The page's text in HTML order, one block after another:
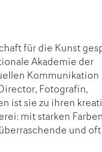
für die Kunst
Akademie der
Kommunikation
Fotografin,
ist sie zu ihren
mit starken
und oft